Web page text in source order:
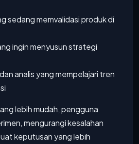
sedang memvalidasi produk di
ingin menyusun strategi
analis yang mempelajari tren
lebih mudah, pengguna
mengurangi kesalahan
keputusan yang lebih